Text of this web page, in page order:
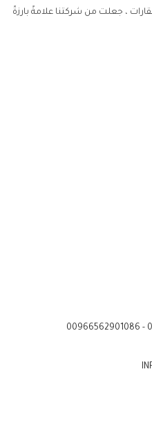
، جعلت من شركتنا علامةً بارزةً
00966562901086 -